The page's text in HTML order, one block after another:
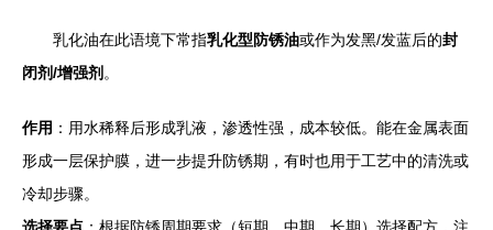
乳化油在此语境下常指乳化型防锈油或作为发黑/发蓝后的封
闭剂/增强剂 。
作用 ：用水稀释后形成乳液，渗透性强，成本较低。能在金属表面
形成一层保护膜，进一步提升防锈期，有时也用于工艺中的清洗或
冷却步骤。